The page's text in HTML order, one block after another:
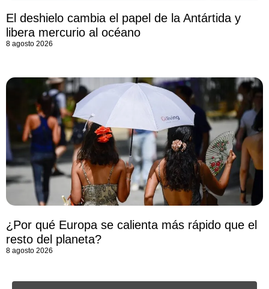
El deshielo cambia el papel de la Antártida y
libera mercurio al océano
8 agosto 2026
¿Por qué Europa se calienta más rápido que el
resto del planeta?
8 agosto 2026